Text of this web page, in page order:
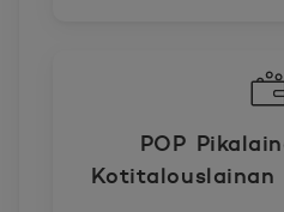
POP
Kotitalouslainan